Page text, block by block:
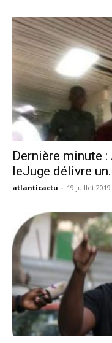
Dernière minute
leJuge délivre
atlanticactu - 19 juillet 2019